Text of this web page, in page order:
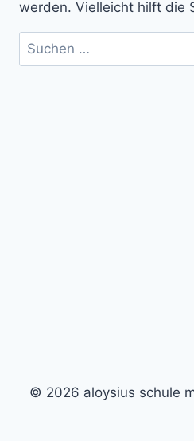
werden. Vielleicht hilft die
Suchen
nach:
© 2026 aloysius schule